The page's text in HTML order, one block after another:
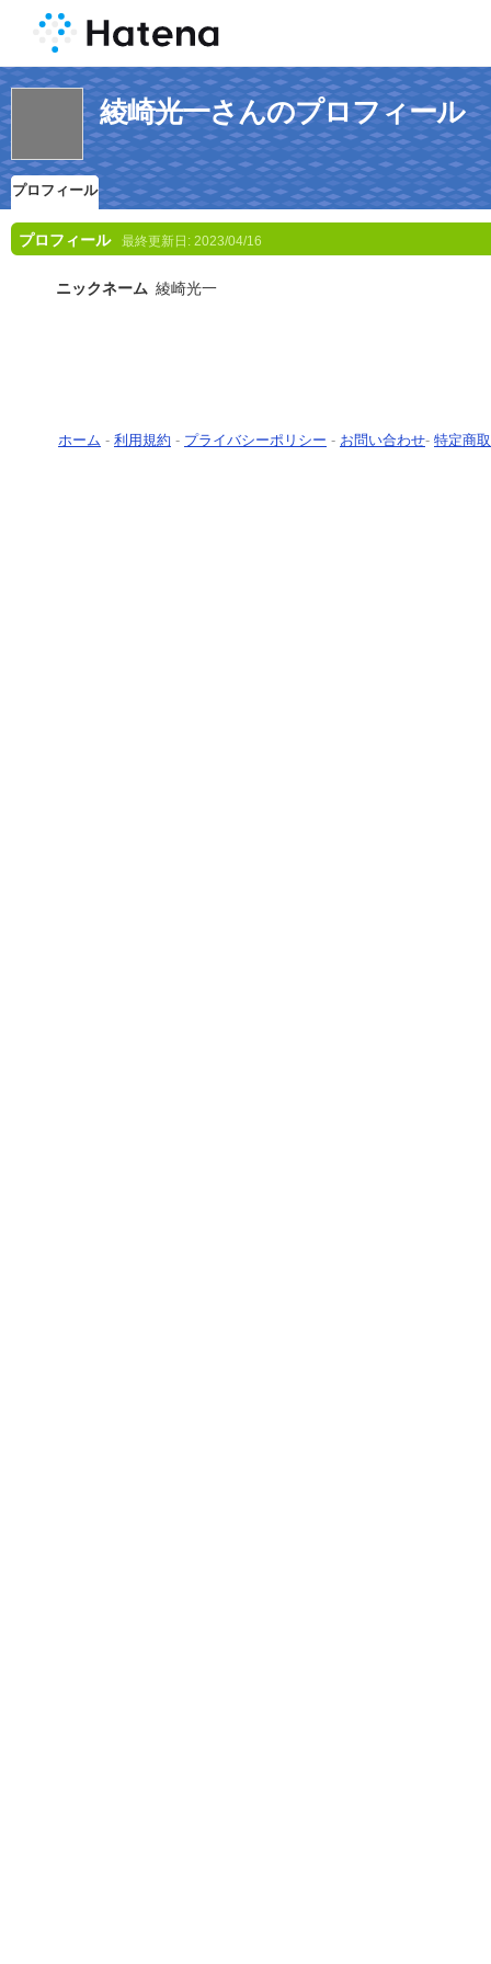
綾崎光一さんのプロフィール
プロフィール
プロフィール 最終更新日: 2023/04/16
ニックネーム 綾崎光一
ホーム - 利用規約 - プライバシーポリシー - お問い合わせ- 特定商